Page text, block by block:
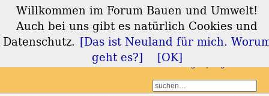
Forum Bauen und
Umwelt
Willkommen im Forum Bauen und Umwelt!
Auch bei uns gibt es natürlich Cookies und
Datenschutz. [Das ist Neuland für mich.
geht es?]
[OK]